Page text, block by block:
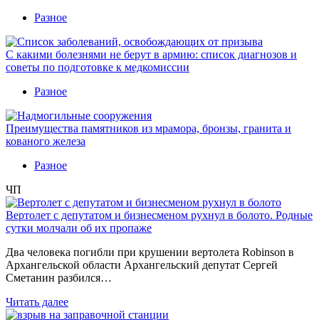
Разное
С какими болезнями не берут в армию: список диагнозов и
советы по подготовке к медкомиссии
Разное
Преимущества памятников из мрамора, бронзы, гранита и
кованого железа
Разное
ЧП
Вертолет с депутатом и бизнесменом рухнул в болото. Родные
сутки молчали об их пропаже
Два человека погибли при крушении вертолета Robinson в
Архангельской области Архангельский депутат Сергей
Сметанин разбился…
Читать далее